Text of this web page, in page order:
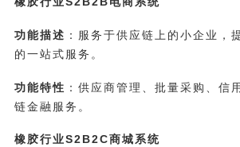
功能描述 ：服务于供应链上的小企业，
的一站式服务。
功能特性 ：供应商管理、批量采购、信
链金融服务。
橡胶行业S2B2C商城系统